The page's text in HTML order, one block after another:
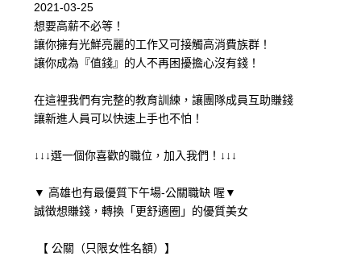
2021-03-25
想要高薪不必等！
讓你擁有光鮮亮麗的工作又可接觸高消費族群！
讓你成為『值錢』的人不再困擾擔心沒有錢！
在這裡我們有完整的教育訓練，讓團隊成員互助賺錢
讓新進人員可以快速上手也不怕！
↓↓↓選一個你喜歡的職位，加入我們！↓↓↓
▼ 高雄也有最優質下午場-公關職缺 喔▼
誠徴想賺錢，轉換「更舒適圈」的優質美女
【 公關（只限女性名額）】